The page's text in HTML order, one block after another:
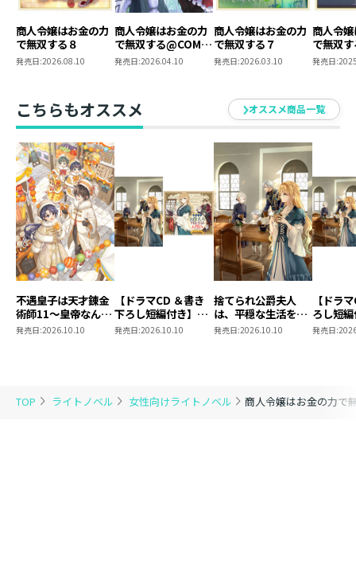
TOP ライトノベル 女性向けライトノベル 商人令嬢はお金の力で
商人令嬢はお金の力
で無双する８
発売日:2026.08.10
商人令嬢はお金の力
で無双する@COMIC
第2巻
発売日:2026.04.10
商人令嬢はお金の力
で無双する７
発売日:2026.03.10
商人令
で無双
発売日:
こちらもオススメ オススメ商品一覧
不遇皇子は天才錬金
術師11～皇帝なんて
柄じゃないので弟妹
発売日:2026.10.10
【ドラマCD ＆書き
下ろし短編付き】捨
てられ公爵夫人は、
発売日:2026.10.10
捨てられ公爵夫人
は、平穏な生活をお
望みのようです5
発売日:2026.10.10
【ドラ
ろし短
られ公
発売日: